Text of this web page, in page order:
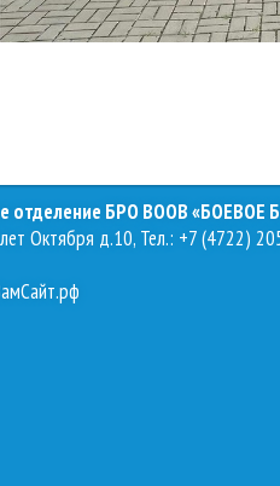
отделение БРО ВООВ «БОЕВОЕ
Октября д.10, Тел.: +7 (4722)